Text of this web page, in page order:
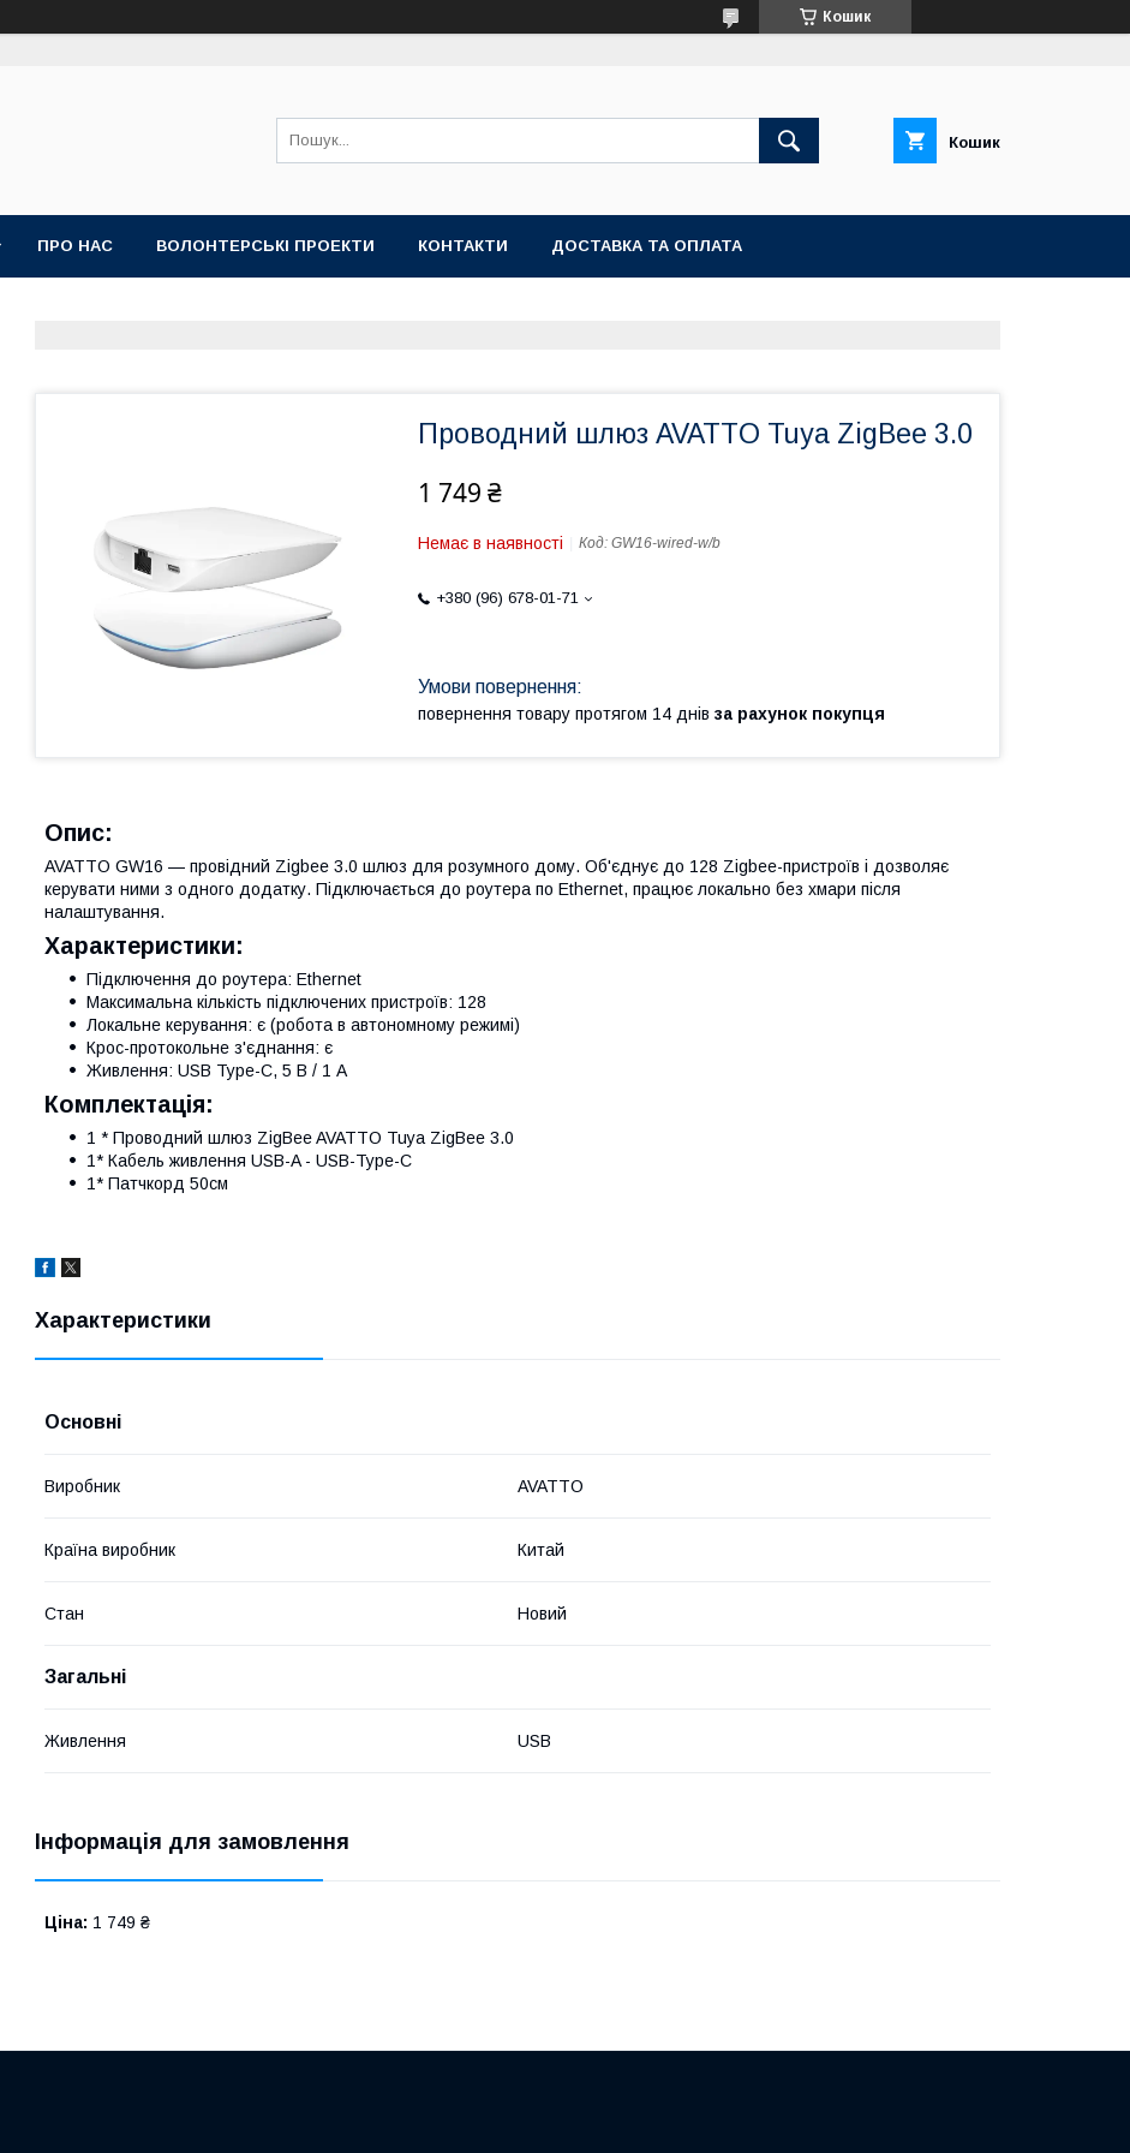
Кошик
Кошик
ПРО НАС ВОЛОНТЕРСЬКІ ПРОЕКТИ КОНТАКТИ ДОСТАВКА ТА ОПЛАТА
Проводний шлюз AVATTO Tuya ZigBee 3.0
1 749 ₴
Немає в наявності Код: GW16-wired-w/b
+380 (96) 678-01-71
повернення товару протягом 14 днів за рахунок покупця
Опис:
AVATTO GW16 — провідний Zigbee 3.0 шлюз для розумного дому. Об'єднує до 128 Zigbee-пристроїв і дозволяє
керувати ними з одного додатку. Підключається до роутера по Ethernet, працює локально без хмари після
налаштування.
Характеристики:
Підключення до роутера: Ethernet
Максимальна кількість підключених пристроїв: 128
Локальне керування: є (робота в автономному режимі)
Крос-протокольне з'єднання: є
Живлення: USB Type-C, 5 В / 1 А
Комплектація:
1 * Проводний шлюз ZigBee AVATTO Tuya ZigBee 3.0
1* Кабель живлення USB-A - USB-Type-C
1* Патчкорд 50см
Характеристики
Основні
Виробник AVATTO
Країна виробник Китай
Стан Новий
Загальні
Живлення USB
Інформація для замовлення
Ціна: 1 749 ₴